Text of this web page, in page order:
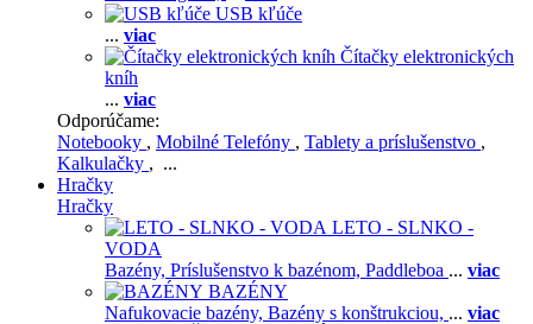
USB kľúče
... viac
Čítačky elektronických
kníh
... viac
Odporúčame:
Notebooky , Mobilné Telefóny , Tablety a príslušenstvo ,
Kalkulačky , ...
Hračky
Hračky
LETO - SLNKO -
VODA
Bazény, Príslušenstvo k bazénom, Paddleboa ... viac
BAZÉNY
Nafukovacie bazény, Bazény s konštrukciou, ... viac